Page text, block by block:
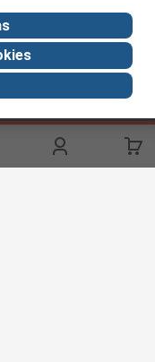
Industria
Zona Industria
Fabricación
Política de